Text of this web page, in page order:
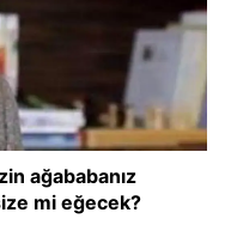
ağababanız
mi eğecek?